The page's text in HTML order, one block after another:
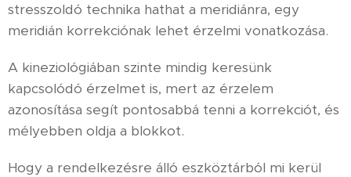
stresszoldó technika hathat a meridiánra, egy
meridián korrekciónak lehet érzelmi vonatkozása.
A kineziológiában szinte mindig keresünk
kapcsolódó érzelmet is, mert az érzelem
azonosítása segít pontosabbá tenni a korrekciót, és
mélyebben oldja a blokkot.
Hogy a rendelkezésre álló eszköztárból mi kerül